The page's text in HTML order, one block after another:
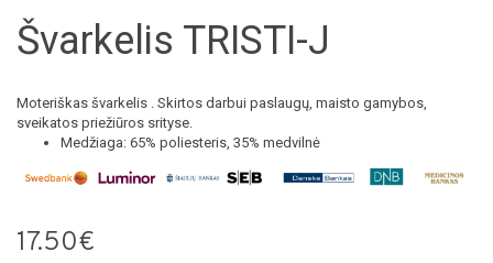
Švarkelis TRISTI-J
Moteriškas švarkelis . Skirtos darbui paslaugų, maisto gamybos,
sveikatos priežiūros srityse.
Medžiaga: 65% poliesteris, 35% medvilnė
17.50€